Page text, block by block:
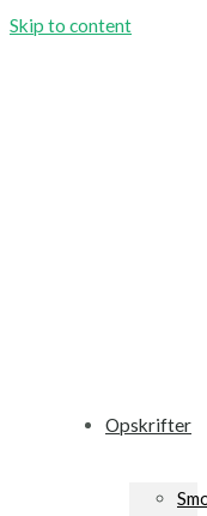
Skip to content
Opskrifter